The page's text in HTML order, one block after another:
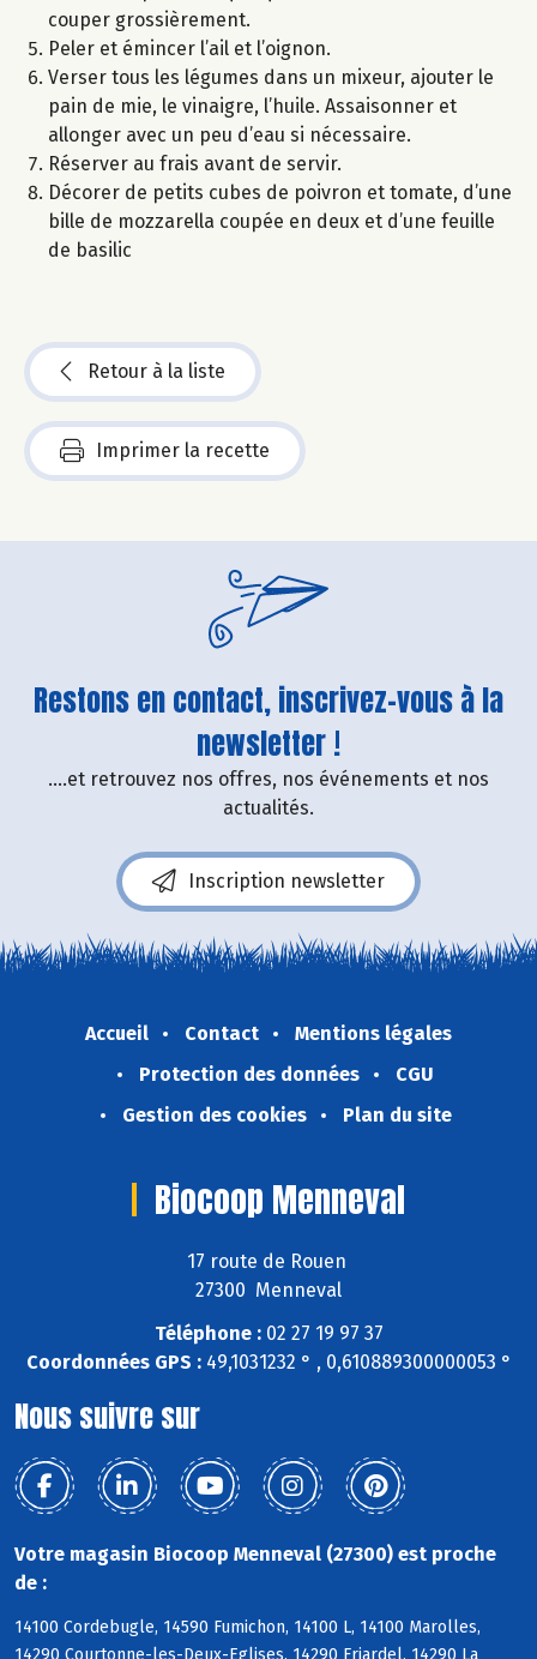
couper grossièrement.
Peler et émincer l’ail et l’oignon.
Verser tous les légumes dans un mixeur, ajouter le
pain de mie, le vinaigre, l’huile. Assaisonner et
allonger avec un peu d’eau si nécessaire.
Réserver au frais avant de servir.
Décorer de petits cubes de poivron et tomate, d’une
bille de mozzarella coupée en deux et d’une feuille
de basilic
Retour à la liste
Imprimer la recette
Restons en contact, inscrivez-vous à la
newsletter !
....et retrouvez nos offres, nos événements et nos
actualités.
Inscription newsletter
Accueil Contact
Mentions légales
Protection des données
CGU
Gestion des cookies
Plan du site
Biocoop Menneval
17 route de Rouen
27300 Menneval
Téléphone :02 27 19 97 37
Coordonnées GPS :49,1031232 ° , 0,610889300000053 °
Nous suivre sur
Votre magasin Biocoop Menneval (27300) est proche
de :
14100 Cordebugle, 14590 Fumichon, 14100 L, 14100 Marolles,